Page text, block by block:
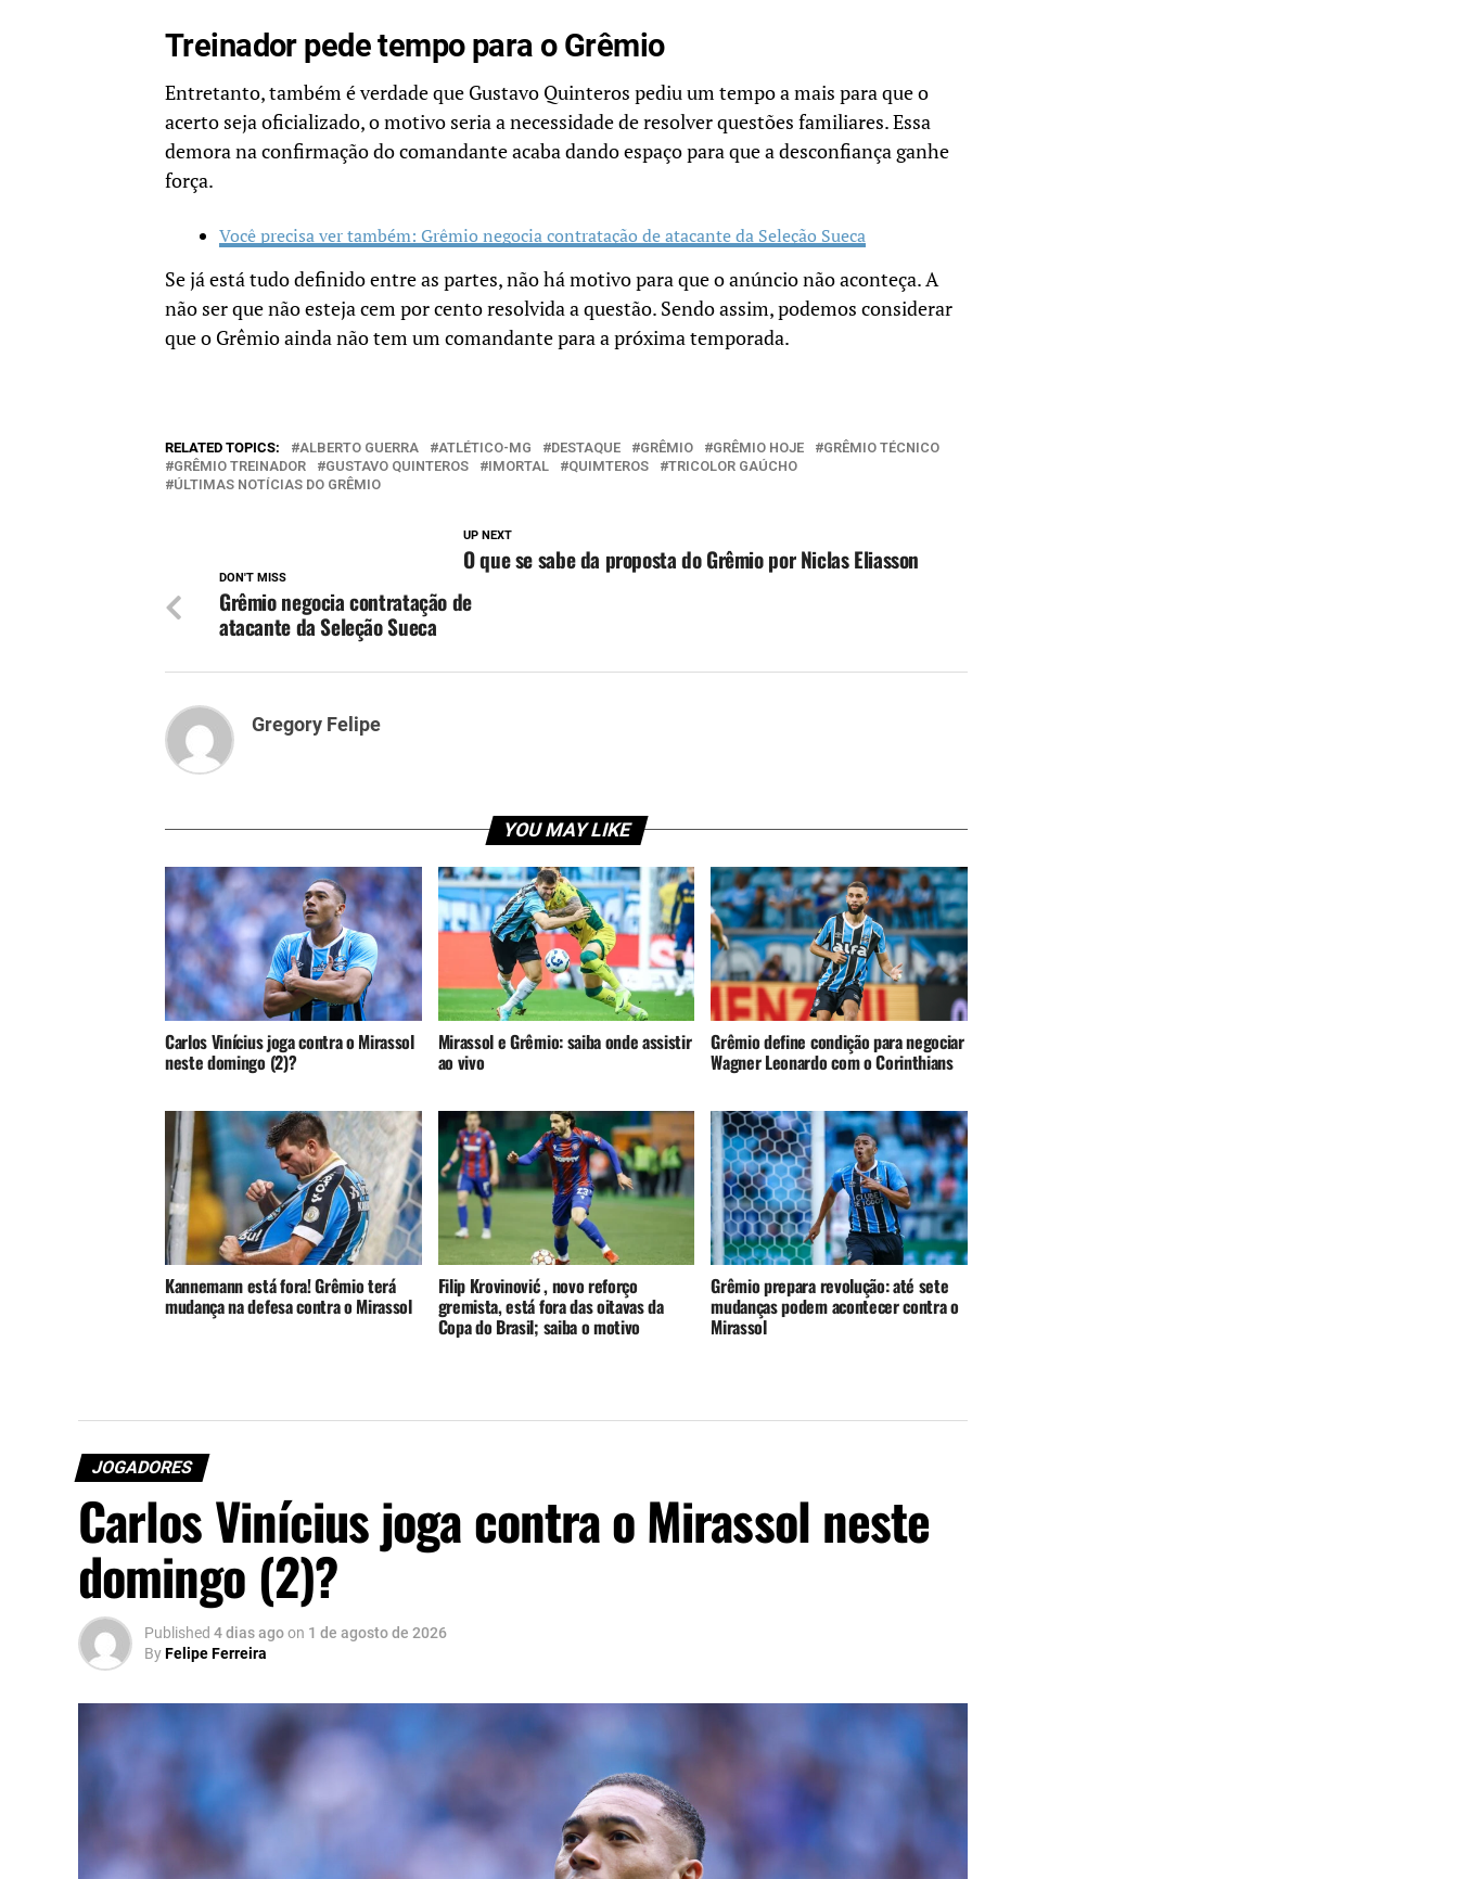
Treinador pede tempo para o Grêmio
Entretanto, também é verdade que Gustavo Quinteros pediu um tempo a mais para que o
acerto seja oficializado, o motivo seria a necessidade de resolver questões familiares. Essa
demora na confirmação do comandante acaba dando espaço para que a desconfiança ganhe
força.
Você precisa ver também: Grêmio negocia contratação de atacante da Seleção Sueca
Se já está tudo definido entre as partes, não há motivo para que o anúncio não aconteça. A
não ser que não esteja cem por cento resolvida a questão. Sendo assim, podemos considerar
que o Grêmio ainda não tem um comandante para a próxima temporada.
RELATED TOPICS: ALBERTO GUERRA ATLÉTICO-MG DESTAQUE GRÊMIO GRÊMIO HOJE
GRÊMIO TÉCNICO
GRÊMIO TREINADOR
GUSTAVO QUINTEROS IMORTAL QUIMTEROS
TRICOLOR GAÚCHO
ÚLTIMAS NOTÍCIAS DO GRÊMIO
UP NEXT
O que se sabe da proposta do Grêmio por Niclas Eliasson
DON'T MISS
Grêmio negocia contratação de
atacante da Seleção Sueca
Gregory Felipe
YOU MAY LIKE
Carlos Vinícius joga contra o Mirassol
neste domingo (2)?
Mirassol e Grêmio: saiba onde assistir
ao vivo
Grêmio define condição para negociar
Wagner Leonardo com o Corinthians
Kannemann está fora! Grêmio terá
mudança na defesa contra o Mirassol
Filip Krovinović , novo reforço
gremista, está fora das oitavas da
Copa do Brasil; saiba o motivo
Grêmio prepara revolução: até sete
mudanças podem acontecer contra o
Mirassol
JOGADORES
Carlos Vinícius joga contra o Mirassol neste
domingo (2)?
Published 4 dias agoon 1 de agosto de 2026
ByFelipe Ferreira